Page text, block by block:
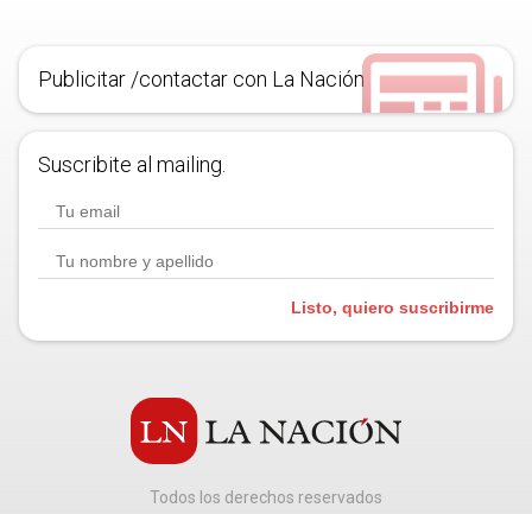
Publicitar /contactar con La Nación
Suscribite al mailing.
Listo, quiero suscribirme
Todos los derechos reservados